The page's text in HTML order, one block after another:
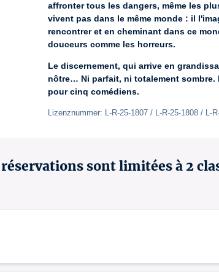
affronter tous les dangers, même les
vivent pas dans le même monde : il
rencontrer et en cheminant dans ce
douceurs comme les horreurs.
Le discernement, qui arrive en
nôtre… Ni parfait, ni totalement sombre.
pour cinq comédiens.
Lizenznummer: L-R-25-1807 / L-R-25-1808 / L-
sont limitées à 2